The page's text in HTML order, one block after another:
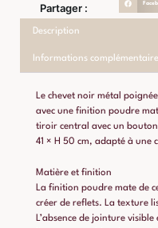
Partager :
Description
Informations
Le chevet noir métal
avec une finition poudre
tiroir central avec un
41 × H 50 cm, adapté à une
Matière et finition
La finition poudre mate de
créer de reflets. La texture
L’absence de jointure